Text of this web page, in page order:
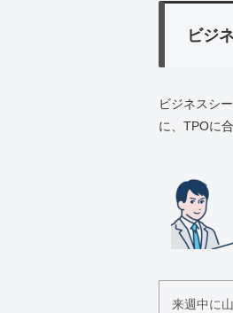
ビジ
ビジネスシ
に、TPOに
来週中に